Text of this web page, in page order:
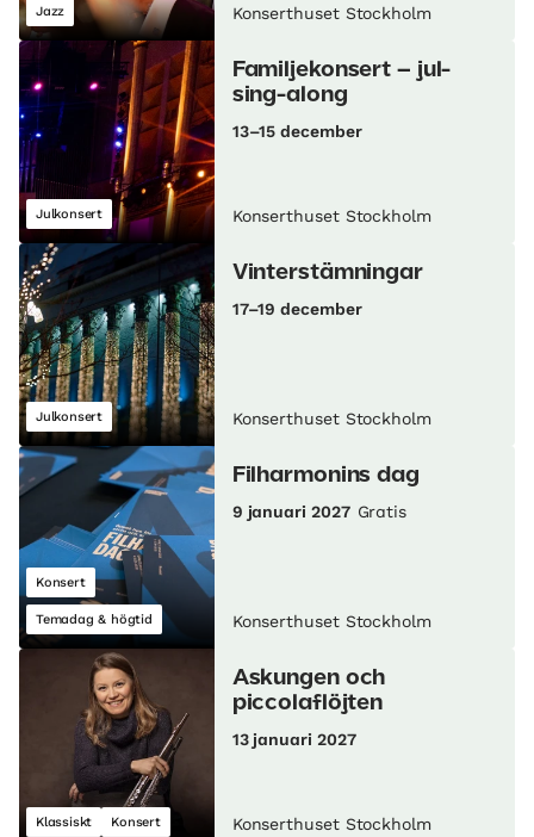
Jazz Konserthuset Stockholm
Julkonsert
Familjekonsert – jul-
sing-along
13–15 december
Konserthuset Stockholm
Julkonsert
Vinterstämningar
17–19 december
Konserthuset Stockholm
Konsert
Temadag & högtid
Filharmonins dag
9 januari 2027 Gratis
Konserthuset Stockholm
Klassiskt Konsert
Askungen och
piccolaflöjten
13 januari 2027
Konserthuset Stockholm